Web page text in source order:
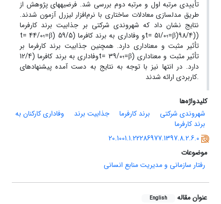
تأییدی مرتبه اول و مرتبه دوم بررسی شد. فرضیه­های پژوهش از
طریق مدلسازی معادلات ساختاری با نرم‌افزار لیزرل آزمون شدند.
نتایج نشان داد که شهروندی شرکتی بر جذابیت برند کارفرما
(
(98/4
t= ؛44/0=β) و وفاداری به برند کافرما (59/5t= ؛51/0=β)
تأثیر مثبت و معناداری دارد. همچنین جذابیت برند کارفرما بر
وفاداری به برند کافرما (12/4t= ؛39/0=β) تأثیر مثبت و معناداری
دارد. در انتها نیز با توجه به نتایج به دست آمده پیشنهادهای
کاربردی ارائه شدند.
کلیدواژه‌ها
شهروندی شرکتی
برند کارفرما جذابیت برند
وفاداری کارکنان به
برند کارفرما
20.1001.1.22286977.1397.8.2.6.0
موضوعات
رفتار سازمانی و مدیریت منابع انسانی
عنوان مقاله English